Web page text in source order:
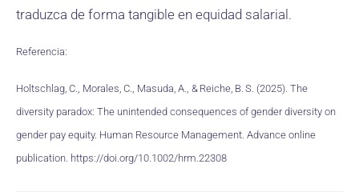
traduzca de forma tangible en equidad salarial.
Referencia:
Holtschlag, C., Morales, C., Masuda, A., & Reiche, B. S. (2025). The
diversity paradox: The unintended consequences of gender diversity on
gender pay equity. Human Resource Management. Advance online
publication. https://doi.org/10.1002/hrm.22308